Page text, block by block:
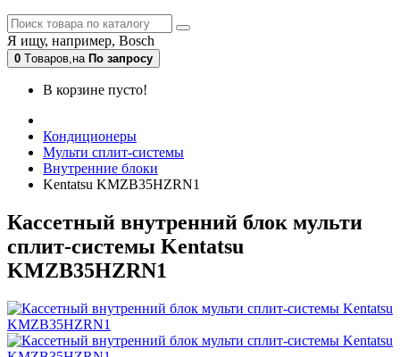
Я ищу, например, Bosch
0 Tоваров,на По запросу
В корзине пусто!
Кондиционеры
Мульти сплит-системы
Внутренние блоки
Kentatsu KMZB35HZRN1
Кассетный внутренний блок мульти
сплит-системы Kentatsu
KMZB35HZRN1